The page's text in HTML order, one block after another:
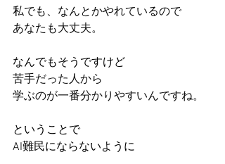
私でも、なんとかやれているので
あなたも大丈夫。
なんでもそうですけど
苦手だった人から
学ぶのが一番分かりやすいんですね。
ということで
AI難民にならないように